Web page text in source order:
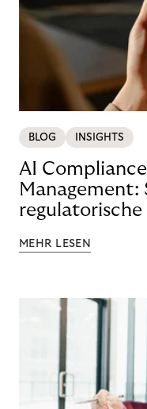
BLOG INSIGHTS
AI
Management:
MEHR LESEN